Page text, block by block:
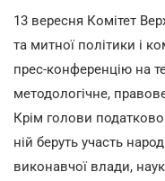
13 вересня Комітет
та митної політики і
прес-конференцію на
методологічне,
Крім голови
ній беруть участь
виконавчої влади,